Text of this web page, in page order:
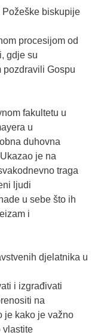
biskupije
procesijom od
gdje su
pozdravili Gospu
fakultetu u
u
duhovna
je na
traga
ljudi
u sebe što ih
i
djelatnika u
i izgrađivati
na
je kako je važno
vlastite